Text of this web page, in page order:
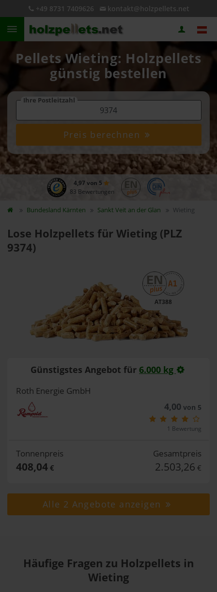
+49 8731 7409626 kontakt@holzpellets.net
Pellets Wieting: Holzpellets
günstig bestellen
Ihre Postleitzahl
Preis berechnen
4,97 von 5
83 Bewertungen
Bundesland Kärnten Sankt Veit an der Glan Wieting
Lose Holzpellets für Wieting (PLZ
9374)
AT388
Günstigstes Angebot für 6.000 kg
Roth Energie GmbH
4,00 von 5
1 Bewertung
Tonnenpreis
408,04€
Gesamtpreis
2.503,26 €
Alle 2 Angebote anzeigen
Häufige Fragen zu Holzpellets in
Wieting